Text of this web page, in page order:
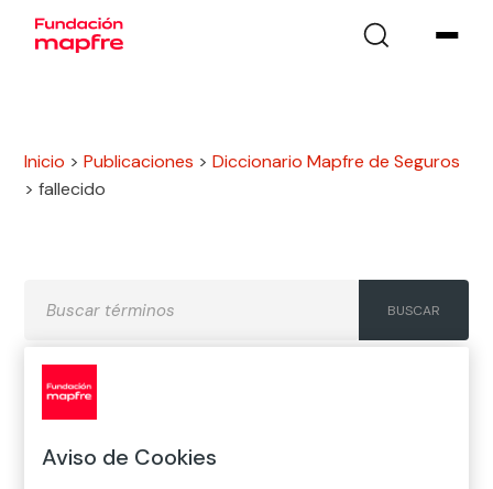
Inicio >Publicaciones >Diccionario Mapfre de Seguros
>fallecido
A
H
J K
Aviso de Cookies